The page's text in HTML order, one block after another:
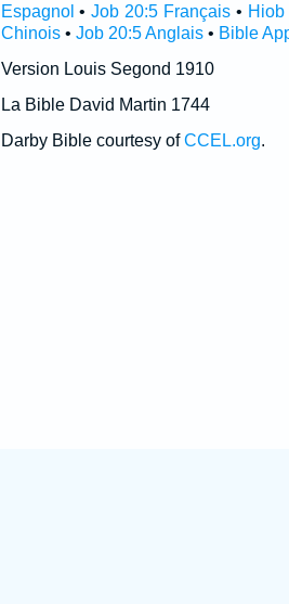
Espagnol •Job 20:5 Français• Hiob
Chinois• Job 20:5 Anglais• Bible
Version Louis Segond 1910
La Bible David Martin 1744
Darby Bible courtesy ofCCEL.org.